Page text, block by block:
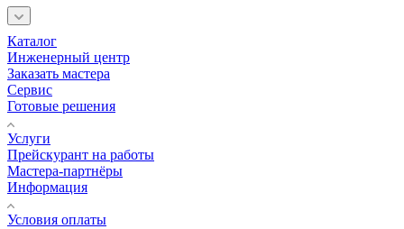
Каталог
Инженерный центр
Заказать мастера
Сервис
Готовые решения
Услуги
Прейскурант на работы
Мастера-партнёры
Информация
Условия оплаты